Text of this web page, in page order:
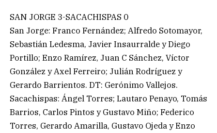
SAN JORGE 3-SACACHISPAS 0
San Jorge: Franco Fernández; Alfredo Sotomayor,
Sebastián Ledesma, Javier Insaurralde y Diego
Portillo; Enzo Ramírez, Juan C Sánchez, Víctor
González y Axel Ferreiro; Julián Rodríguez y
Gerardo Barrientos. DT: Gerónimo Vallejos.
Sacachispas: Ángel Torres; Lautaro Penayo, Tomás
Barrios, Carlos Pintos y Gustavo Miño; Federico
Torres, Gerardo Amarilla, Gustavo Ojeda y Enzo